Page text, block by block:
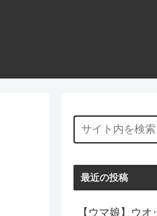
最近の投稿
【ウマ娘】ウ